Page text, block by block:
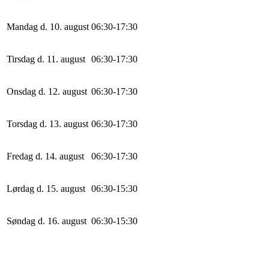
Mandag d. 10. august 06:30-17:30
Tirsdag d. 11. august 06:30-17:30
Onsdag d. 12. august 06:30-17:30
Torsdag d. 13. august 06:30-17:30
Fredag d. 14. august 06:30-17:30
Lørdag d. 15. august 06:30-15:30
Søndag d. 16. august 06:30-15:30